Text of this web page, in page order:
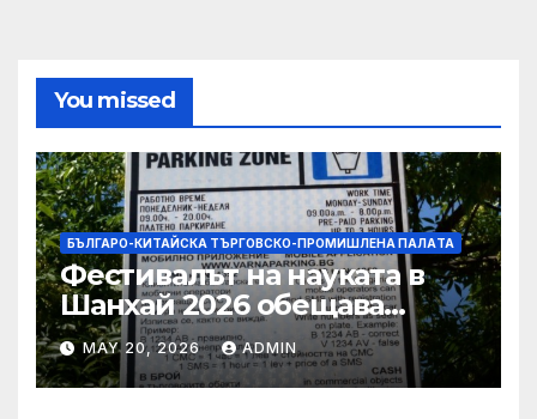
You missed
БЪЛГАРО-КИТАЙСКА ТЪРГОВСКО-ПРОМИШЛЕНА ПАЛAТА
Фестивалът на науката в
Шанхай 2026 обещава
вълнуващи научно-
технологични иновации
MAY 20, 2026 ADMIN